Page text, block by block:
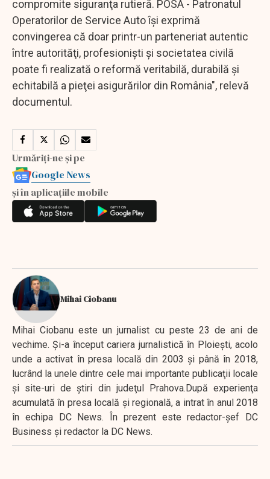
compromite siguranţa rutieră. POSA - Patronatul
Operatorilor de Service Auto îşi exprimă
convingerea că doar printr-un parteneriat autentic
între autorităţi, profesionişti şi societatea civilă
poate fi realizată o reformă veritabilă, durabilă şi
echitabilă a pieţei asigurărilor din România", relevă
documentul.
Urmăriți-ne și pe
Google News
și în aplicațiile mobile
Mihai Ciobanu
Mihai Ciobanu este un jurnalist cu peste 23 de ani de
vechime. Şi-a început cariera jurnalistică în Ploieşti, acolo
unde a activat în presa locală din 2003 şi până în 2018,
lucrând la unele dintre cele mai importante publicaţii locale
şi site-uri de ştiri din judeţul Prahova.După experienţa
acumulată în presa locală şi regională, a intrat în anul 2018
în echipa DC News. În prezent este redactor-şef DC
Business şi redactor la DC News.